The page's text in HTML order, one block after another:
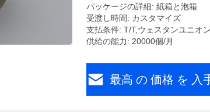
パッケージの詳細: 紙箱と泡箱
受渡し時間: カスタマイズ
支払条件: T/T,ウェスタンユニオ
供給の能力: 20000個/月
最高 の 価格 を 入